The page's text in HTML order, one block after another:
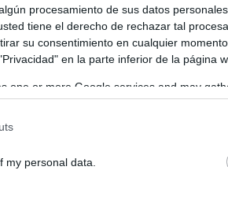
procesamiento de sus datos
tiene el derecho de rechazar tal
su consentimiento en cualquier
en la parte inferior de la página
one or more Google services and may
your visit or usage behaviour. You may
my personal data.